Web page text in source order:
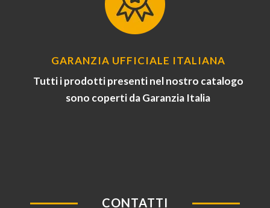
GARANZIA UFFICIALE ITALIANA
Tutti i prodotti presenti nel nostro catalogo
sono coperti da Garanzia Italia
CONTATTI